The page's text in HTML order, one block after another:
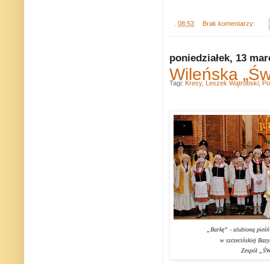
08:53 Brak komentarzy:
poniedziałek, 13
Wileńska
„Barkę” - ulubioną
w szczecińskiej
Zespół
Tagi: Kresy, Leszek Wątróbski